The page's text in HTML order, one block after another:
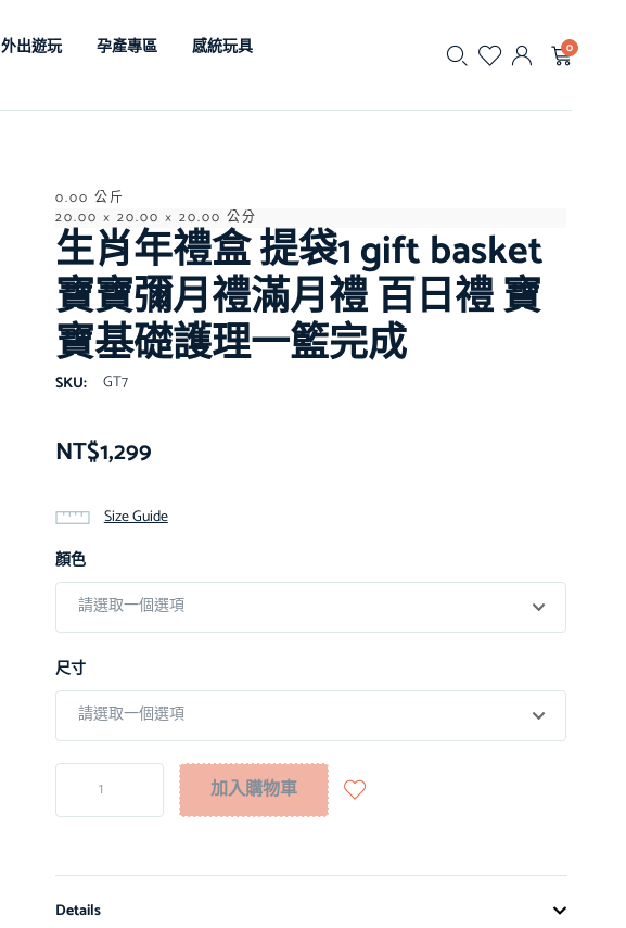
外出遊玩 孕產專區 感統玩具 0
0.00 公斤
20.00 × 20.00 × 20.00 公分
生肖年禮盒 提袋1 gift basket
寶寶彌月禮滿月禮 百日禮 寶
寶基礎護理一籃完成
SKU: GT7
NT$1,299
Size Guide
顏色
尺寸
加入購物車
Details